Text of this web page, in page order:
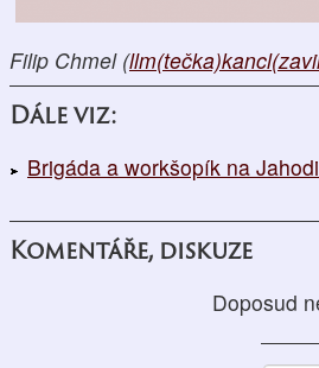
Filip Chmel (
Dále viz:
Brigáda a workšopík na
Komentáře, diskuze
Doposud